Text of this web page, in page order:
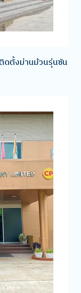
ดตั้งม่านม้วนรุ่นซัน